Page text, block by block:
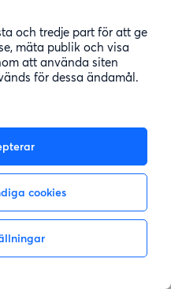
och tredje part för att ge
mäta publik och visa
att använda siten
för dessa ändamål.
cookies